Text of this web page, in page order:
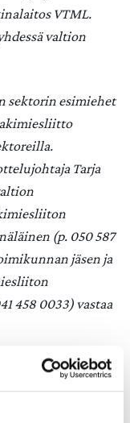
VTML.
valtion
sektorin esimiehet
Tarja
(p. 050 587
jäsen ja
458 0033) vastaa